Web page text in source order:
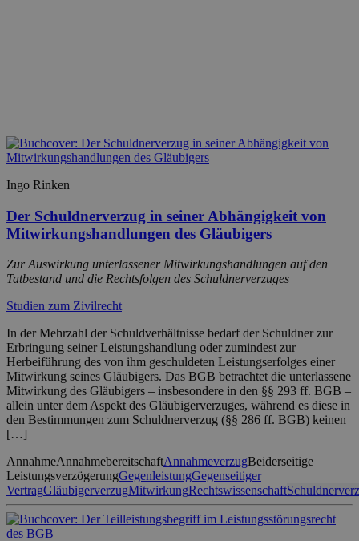
Ingo Rinken
Der Schuldnerverzug in seiner Abhängigkeit von
Mitwirkungshandlungen des Gläubigers
Zur Auswirkung unterlassener Mitwirkungshandlungen auf den
Tatbestand und die Rechtsfolgen des Schuldnerverzuges
Studien zum Zivilrecht
In der Mehrzahl der Schuldverhältnisse bedarf der Schuldner zur
Erbringung seiner Leistungshandlung oder zumindest zur
Herbeiführung des von ihm geschuldeten Leistungserfolges einer
Mitwirkung seines Gläubigers. Das BGB betrachtet die unterlassene
Mitwirkung des Gläubigers – insbesondere in den §§ 293 ff. BGB –
allein unter dem Aspekt des Gläubigerverzuges, während es diese in
den Bestimmungen zum Schuldnerverzug (§§ 286 ff. BGB) keinen
[…]
AnnahmeAnnahmebereitschaftAnnahmeverzugBeiderseitige
LeistungsverzögerungGegenleistungGegenseitiger
VertragGläubigerverzugMitwirkungRechtswissenschaft